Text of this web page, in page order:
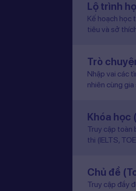
Lộ trình
Kế hoạch học
tiêu và sở
Trò
Nhập vai các
nhiên cùng gia
Khóa học
Truy cập toàn
thi (IELTS,
Chủ đề
Truy cập đầy